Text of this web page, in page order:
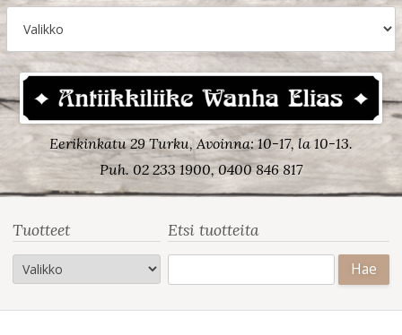
Eerikinkatu 29 Turku, Avoinna: 10-17, la 10-13.
Puh. 02 233 1900, 0400 846 817
Tuotteet Etsi tuotteita